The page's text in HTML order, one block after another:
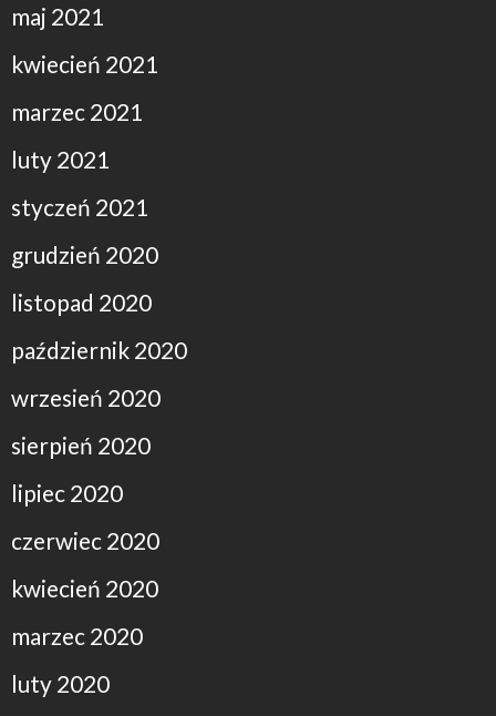
maj 2021
kwiecień 2021
marzec 2021
luty 2021
styczeń 2021
grudzień 2020
listopad 2020
październik 2020
wrzesień 2020
sierpień 2020
lipiec 2020
czerwiec 2020
kwiecień 2020
marzec 2020
luty 2020